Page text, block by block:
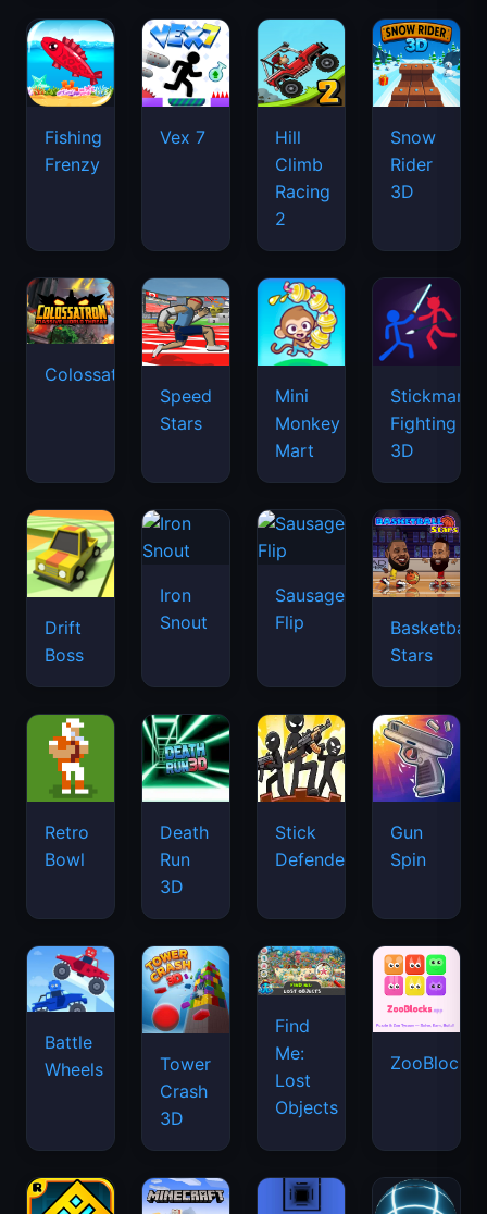
Fishing
Frenzy
Vex 7
Hill
Climb
Racing
2
Snow
Rider
3D
Colossatron
Speed
Stars
Mini
Monkey
Mart
Stickman
Fighting
3D
Drift
Boss
Iron
Snout
Sausage
Flip
Basketball
Stars
Retro
Bowl
Death
Run
3D
Stick
Defenders
Gun
Spin
Battle
Wheels
Tower
Crash
3D
Find
Me:
Lost
Objects
ZooBlocks